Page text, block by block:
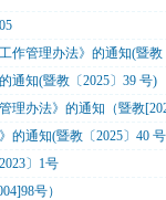
作管理办法》的通知(暨教
通知(暨教〔2025〕39 号)
理办法》的通知（暨教
的通知(暨教〔2025〕40
〕1号
号）